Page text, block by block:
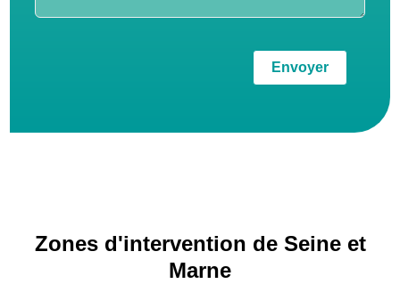
Envoyer
Zones d'intervention de Seine et
Marne